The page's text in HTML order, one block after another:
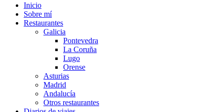
Inicio
Sobre mí
Restaurantes
Galicia
Pontevedra
La Coruña
Lugo
Orense
Asturias
Madrid
Andalucía
Otros restaurantes